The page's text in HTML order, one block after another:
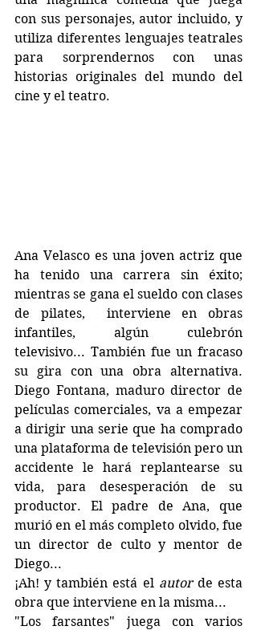
con sus personajes, autor incluido, y
utiliza diferentes lenguajes teatrales
para sorprendernos con unas
historias originales del mundo del
cine y el teatro.
Ana Velasco es una joven actriz que
ha tenido una carrera sin éxito;
mientras se gana el sueldo con clases
de pilates,  interviene en obras
infantiles, algún culebrón
televisivo... También fue un fracaso
su gira con una obra alternativa.
Diego Fontana, maduro director de
películas comerciales, va a empezar
a dirigir una serie que ha comprado
una plataforma de televisión pero un
accidente le hará replantearse su
vida, para desesperación de su
productor. El padre de Ana, que
murió en el más completo olvido, fue
un director de culto y mentor de
Diego...
¡Ah! y también está el autor de esta
obra que interviene en la misma...
"Los farsantes" juega con varios